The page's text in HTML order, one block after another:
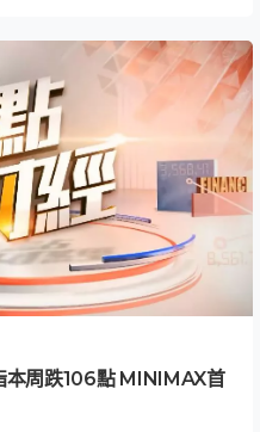
周跌106點 MINIMAX首